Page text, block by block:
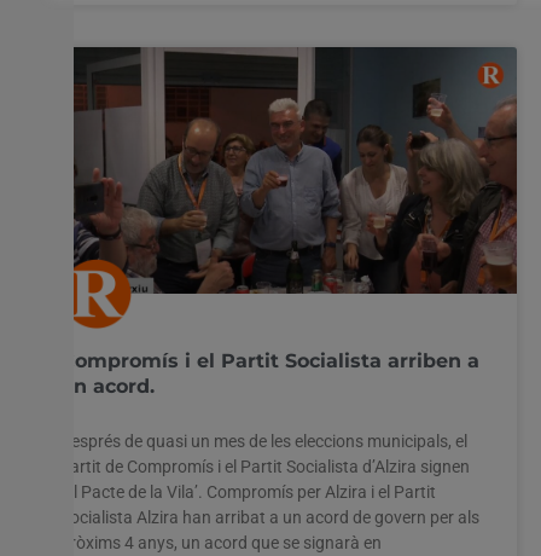
Compromís i el Partit Socialista arriben a
un acord.
Després de quasi un mes de les eleccions municipals, el
partit de Compromís i el Partit Socialista d’Alzira signen
‘El Pacte de la Vila’. Compromís per Alzira i el Partit
Socialista Alzira han arribat a un acord de govern per als
pròxims 4 anys, un acord que se signarà en